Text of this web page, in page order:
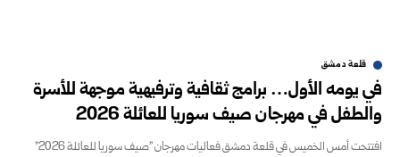
قلعة دمشق
في يومه الأول… برامج ثقافية وترفيهية موجهة للأسرة
والطفل في مهرجان صيف سوريا للعائلة 2026
افتتحت أمس الخميس في قلعة دمشق فعاليات مهرجان "صيف سوريا للعائلة 2026"